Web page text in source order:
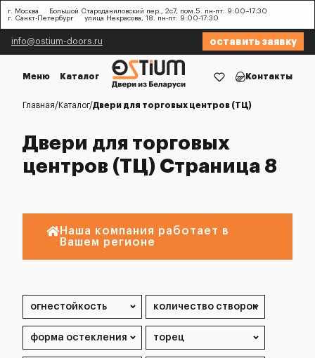
г. Москва
Большой Староданиловский пер., 2с7, пом.5. пн-пт: 9:00–17:30
г. Санкт-Петербург
улица Некрасова, 18. пн-пт: 9:00-17:30
info@ostium-doors.ru оставить заявку
Меню Каталог Контакты
Главная Каталог Двери для торговых центров (ТЦ)
Двери для торговых
центров (ТЦ) Страница 8
Наша компания работает в
Вашем регионе